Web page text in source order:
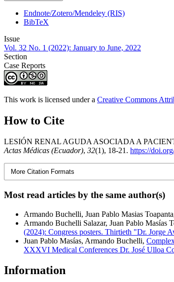
Endnote/Zotero/Mendeley (RIS)
BibTeX
Issue
Vol. 32 No. 1 (2022): January to June, 2022
Section
Case Reports
This work is licensed under a Creative Commons
How to Cite
LESIÓN RENAL AGUDA ASOCIADA A
Actas Médicas (Ecuador), 32(1), 18-21. https://
More Citation Formats
Most read articles by the same author(s)
Armando Buchelli, Juan Pablo Masias
Armando Buchelli Salazar, Juan Pablo Masías
(2024): Congress posters. Thirtieth "Dr. Jorge
Juan Pablo Masías, Armando Buchelli,
XXXVI Medical Conferences Dr. José Ulloa
Information